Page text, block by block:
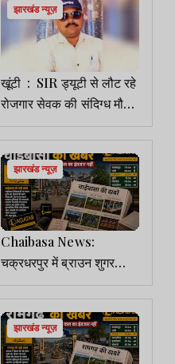
झारखंड न्यूज़
खूंटी : SIR ड्यूटी से लौट रहे
रोजगार सेवक की संदिग्ध मौत,
सड़क किनारे मिला शव, हत्या
की आशंका
झारखंड न्यूज़
Chaibasa News:
चक्रधरपुर में ब्राउन शुगर
तस्करी के 5 आरोपी गिरफ्तार,
75 पुड़िया बरामद
झारखंड न्यूज़